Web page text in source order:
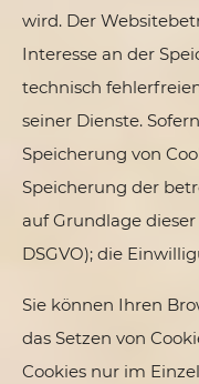
wird. Der
Interesse an der
technisch
seiner Dienste.
Speicherung von
Speicherung der
auf Grundlage dieser
DSGVO); die
Sie können Ihren
das Setzen von
Cookies nur im